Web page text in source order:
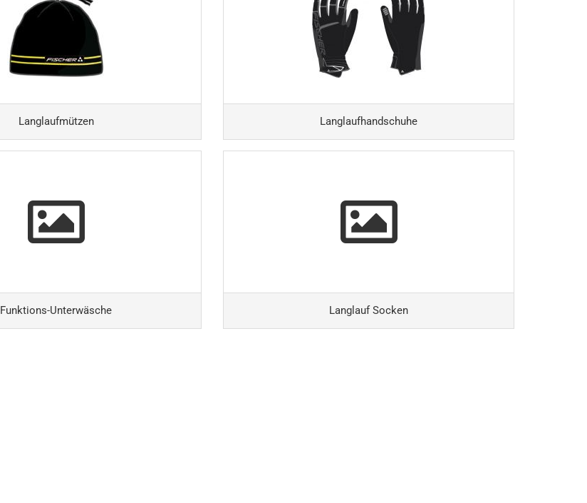
Langlaufmützen Langlaufhandschuhe
Funktions-Unterwäsche Langlauf Socken